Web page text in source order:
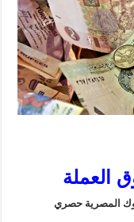
العملة
المصرية حصري